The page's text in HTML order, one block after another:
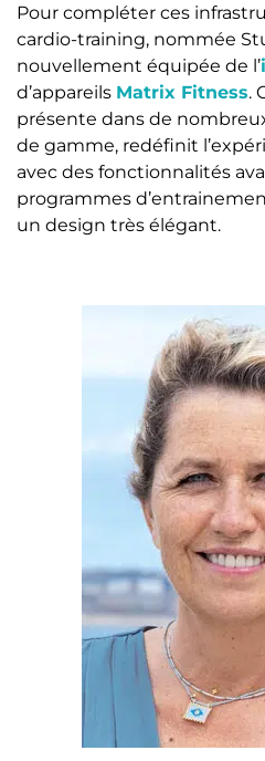
Pour compléter ces
cardio-training, nommée
nouvellement équipée de l’
d’appareils Matrix Fitness.
présente dans de
de gamme, redéfinit
avec des fonctionnalités
programmes
un design très élégant.